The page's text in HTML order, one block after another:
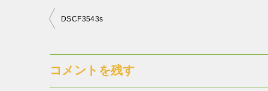
投
ナ
ビ
DSCF3543s
コメントを残す